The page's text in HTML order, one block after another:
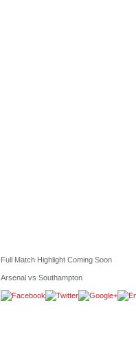
Full Match Highlight Coming Soon
Arsenal vs Southampton